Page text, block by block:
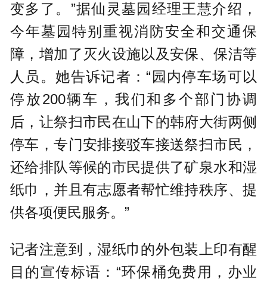
变多了。”据仙灵墓园经理王慧介绍，
今年墓园特别重视消防安全和交通保
障，增加了灭火设施以及安保、保洁等
人员。她告诉记者：“园内停车场可以
停放200辆车，我们和多个部门协调
后，让祭扫市民在山下的韩府大街两侧
停车，专门安排接驳车接送祭扫市民，
还给排队等候的市民提供了矿泉水和湿
纸巾，并且有志愿者帮忙维持秩序、提
供各项便民服务。”
记者注意到，湿纸巾的外包装上印有醒
目的宣传标语：“环保桶免费用，办业